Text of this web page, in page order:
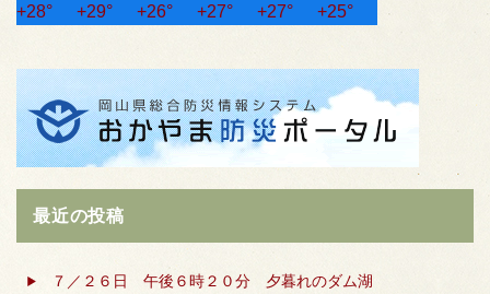
+28° +29° +26° +27° +27° +25°
最近の投稿
７／２６日 午後６時２０分 夕暮れのダム湖